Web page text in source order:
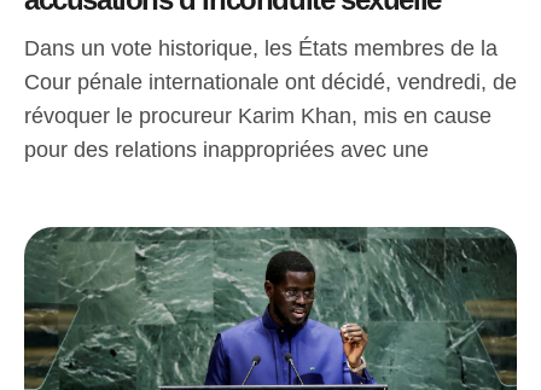
Dans un vote historique, les États membres de la
Cour pénale internationale ont décidé, vendredi, de
révoquer le procureur Karim Khan, mis en cause
pour des relations inappropriées avec une